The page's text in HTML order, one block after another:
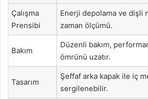
Çalışma
Prensibi
Enerji depolama ve dişli
zaman ölçümü.
Bakım
Düzenli bakım,
ömrünü uzatır.
Tasarım
Şeffaf arka kapak ile iç
sergilenebilir.